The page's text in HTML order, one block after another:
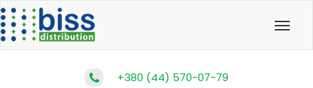
+380 (44) 570-07-79